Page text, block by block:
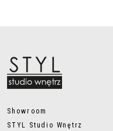
Showroom
STYL Studio Wnętrz